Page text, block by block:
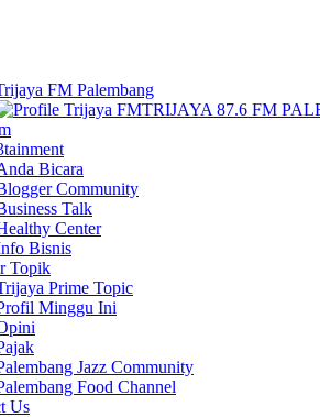
FM Palembang
TRIJAYA 87.6 FM
Bicara
Community
Talk
Center
Bisnis
Topik
Prime Topic
Minggu Ini
Jazz Community
Food Channel
Us